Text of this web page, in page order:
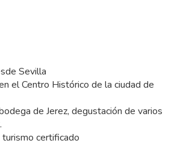
Sevilla
el Centro Histórico de la ciudad de
de Jerez, degustación de varios
certificado